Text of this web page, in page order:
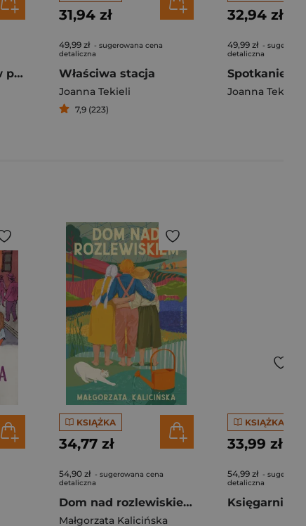
Magiczne chwile w pensjonacie Leśna Ostoja
31,94 zł
49,99 zł - sugerowana cena
detaliczna
Właściwa stacja
Joanna Tekieli
7,9 (223)
32,94 zł
49,99 zł -
detaliczna
Joanna Tekieli
KSIĄŻKA
34,77 zł
54,90 zł - sugerowana cena
detaliczna
Dom nad rozlewiskiem. Rozlewisko. Tom 1
Małgorzata Kalicińska
KSIĄŻKA
33,99 zł
54,99 zł -
detaliczna